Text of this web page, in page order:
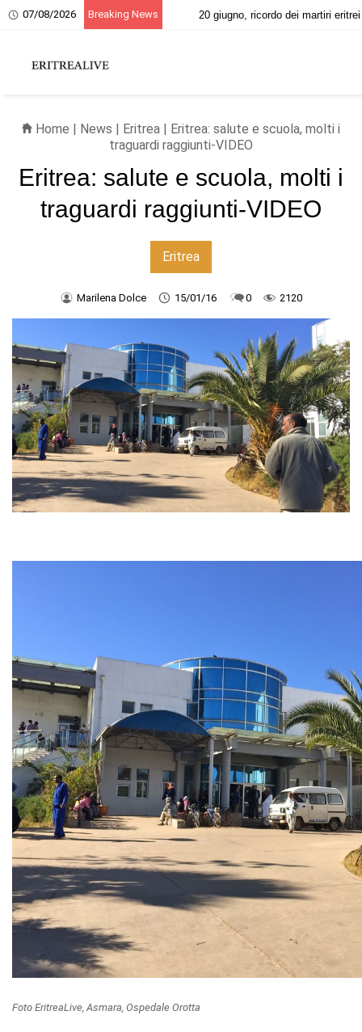
07/08/2026 Breaking News 20 giugno, ricordo dei martiri eritrei
Home | News | Eritrea | Eritrea: salute e scuola, molti i
traguardi raggiunti-VIDEO
Eritrea: salute e scuola, molti i
traguardi raggiunti-VIDEO
Eritrea
Marilena Dolce 15/01/16 0 2120
Foto EritreaLive, Asmara, Ospedale Orotta